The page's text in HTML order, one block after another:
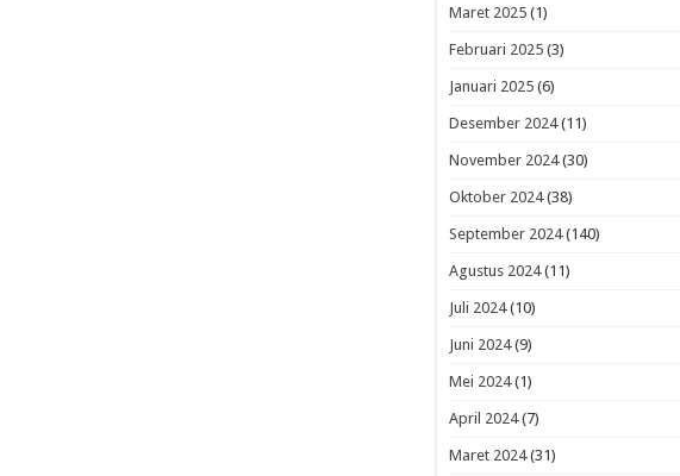
Maret 2025(1)
Februari 2025(3)
Januari 2025(6)
Desember 2024(11)
November 2024(30)
Oktober 2024(38)
September 2024(140)
Agustus 2024(11)
Juli 2024(10)
Juni 2024(9)
Mei 2024(1)
April 2024(7)
Maret 2024(31)